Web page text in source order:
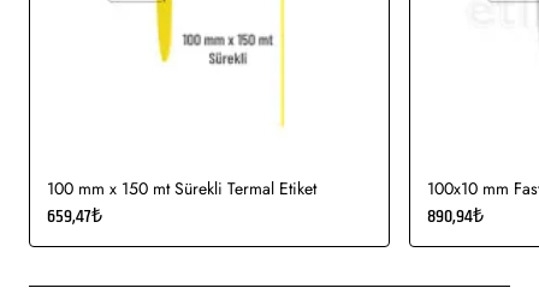
Kullanım Alanları: Teknik makine ürün etiketi, bilgisayar
Gıda etiketi vb. amaçlar için sayısız sektör tarafından kullanımı
100 mm x 150 mt Sürekli Termal Etiket
659,47₺
100x10 mm
890,94₺